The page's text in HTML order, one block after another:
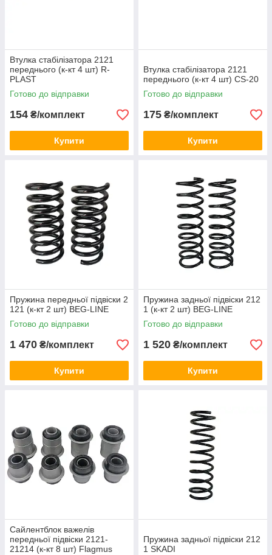
Втулка стабілізатора 2121
переднього (к-кт 4 шт) R-
PLAST
Готово до відправки
154 ₴/комплект
Купити
Втулка стабілізатора 2121
переднього (к-кт 4 шт) CS-20
Готово до відправки
175 ₴/комплект
Купити
Пружина передньої підвіски 2
121 (к-кт 2 шт) BEG-LINE
Готово до відправки
1 470 ₴/комплект
Купити
Пружина задньої підвіски 212
1 (к-кт 2 шт) BEG-LINE
Готово до відправки
1 520 ₴/комплект
Купити
Сайлентблок важелів
передньої підвіски 2121-
21214 (к-кт 8 шт) Flagmus
Пружина задньої підвіски 212
1 SKADI